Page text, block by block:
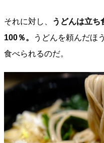
それに対し、
うどんは立ち
100％。
うどんを頼んだほ
食べられるのだ。